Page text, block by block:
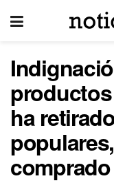
ha
comprado